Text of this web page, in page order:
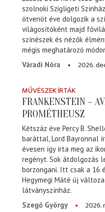
szolnoki Szigligeti
ötvenöt éve dolgozik a
világosítóként majd
színészek és nézők
mégis meghatározó
Váradi Nóra
2026.
MŰVÉSZEK ÍRTÁK
FRANKENSTEIN –
PROMÉTHEUSZ
Kétszáz éve Percy B.
baráttal, Lord Bayronnal
évesen így írta meg az
regényt. Sok átdolgozás
borzongani. Itt csak a 16
Hegymegi Máté új
látványszínház.
Szegő György
2026.